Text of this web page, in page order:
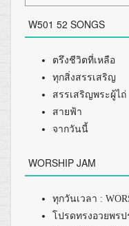
W501 52 SONGS
ตรึงชีวิตที่เหลือ
ทุกสิ่งสรรเสริญ
สรรเสริญพระผู้ไถ่
สายฟ้า
จากวันนี้
WORSHIP JAM
ทุกวันเวลา :
โปรดทรงอวยพรป